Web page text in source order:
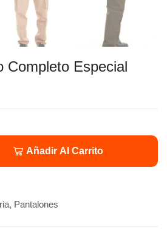
Completo Especial
Añadir Al Carrito
, Pantalones